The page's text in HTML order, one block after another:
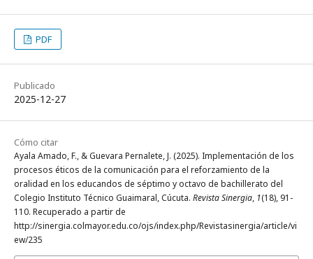
PDF
Publicado
2025-12-27
Cómo citar
Ayala Amado, F., & Guevara Pernalete, J. (2025). Implementación de los
procesos éticos de la comunicación para el reforzamiento de la
oralidad en los educandos de séptimo y octavo de bachillerato del
Colegio Instituto Técnico Guaimaral, Cúcuta. Revista Sinergia, 1(18), 91-
110. Recuperado a partir de
http://sinergia.colmayor.edu.co/ojs/index.php/Revistasinergia/article/vi
ew/235